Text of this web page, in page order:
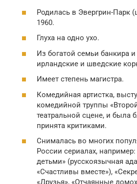
Родилась в Эвергрин-Парк
1960.
Глуха на одно ухо.
Из богатой семьи банкира
ирландские и шведские
Имеет степень магистра.
Комедийная артистка,
комедийной труппы
театральной сцене, и была
принята критиками.
Снималась во многих
России сериалах,
детьми» (русскоязычная
«Счастливы вместе»),
«Друзья», «Отчаянные